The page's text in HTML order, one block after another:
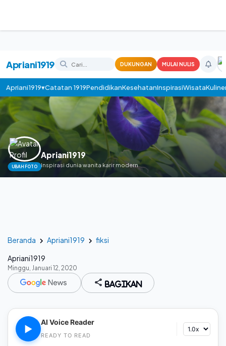
Apriani1919 DUKUNGAN MULAI NULIS
Apriani1919▾Catatan 1919PendidikanKesehatanInspirasiWisata
UBAH FOTO
Apriani1919
Inspirasi dunia wanita karir modern
Beranda Apriani1919 fiksi
Apriani1919
Minggu, Januari 12, 2020
Bagikan
▶
AI Voice Reader
READY TO READ